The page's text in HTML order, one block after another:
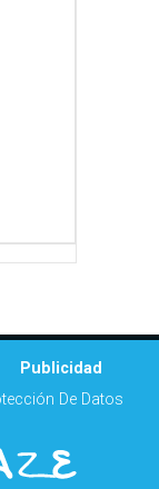
Publicidad
De Datos